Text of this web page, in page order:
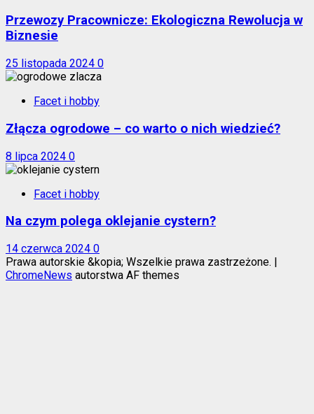
Przewozy Pracownicze: Ekologiczna Rewolucja w
Biznesie
25 listopada 2024 0
Facet i hobby
Złącza ogrodowe – co warto o nich wiedzieć?
8 lipca 2024 0
Facet i hobby
Na czym polega oklejanie cystern?
14 czerwca 2024 0
Prawa autorskie &kopia; Wszelkie prawa zastrzeżone. |
ChromeNews autorstwa AF themes